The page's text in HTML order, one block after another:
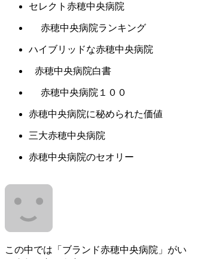
セレクト赤穂中央病院
赤穂中央病院ランキング
ハイブリッドな赤穂中央病院
赤穂中央病院白書
赤穂中央病院１００
赤穂中央病院に秘められた価値
三大赤穂中央病院
赤穂中央病院のセオリー
この中では「ブランド赤穂中央病院」がい